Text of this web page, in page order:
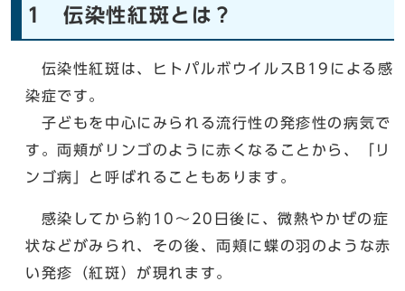
1 伝染性紅斑とは？
伝染性紅斑は、ヒトパルボウイルスB19による感
染症です。
子どもを中心にみられる流行性の発疹性の病気で
す。両頬がリンゴのように赤くなることから、「リ
ンゴ病」と呼ばれることもあります。
感染してから約10～20日後に、微熱やかぜの症
状などがみられ、その後、両頬に蝶の羽のような赤
い発疹（紅斑）が現れます。